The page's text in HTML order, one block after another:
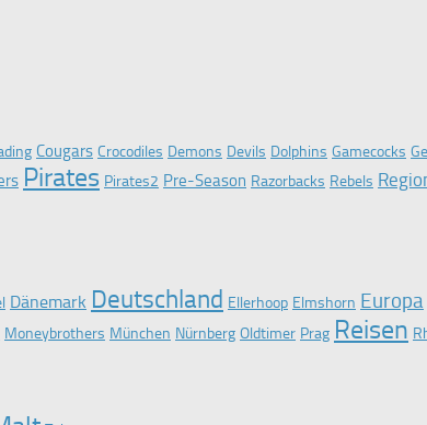
Cougars Crocodiles Demons Devils Dolphins Gamecocks
Pirates Pirates2 Pre-Season Razorbacks Rebels
Dänemark Deutschland Ellerhoop Elmshorn Europa
Moneybrothers München Nürnberg Oldtimer Prag Reisen